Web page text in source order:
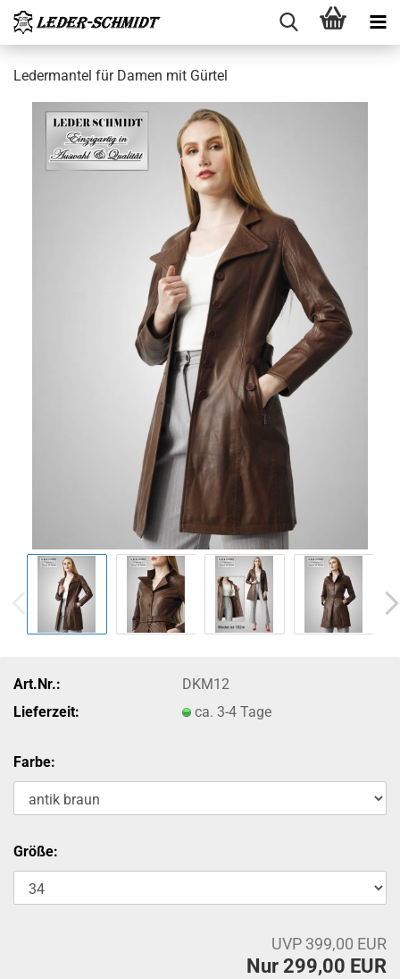
Le­der­man­tel für Damen mit Gür­tel
Art.Nr.:
DKM12
Lieferzeit:
ca. 3-4 Tage
Farbe:
Größe:
UVP 399,00 EUR
Nur 299,00 EUR